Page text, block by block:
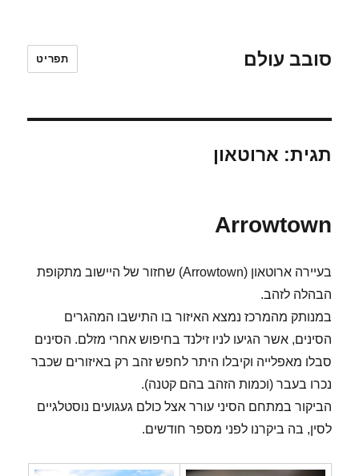
סובב עולם תפריט
תגית: ארוטאון
Arrowtown
בעיירה ארוטאון (Arrowtown) שחזור של היישוב מתקופת
הבהלה לזהב.
במנותק מהמרכז נמצא האיזור בו התישבו המהגרים
הסינים, אשר הגיעו לניו זילנד בחיפוש אחרי מזלם. הסינים
סבלו מאפלייה וקיבלו היתר לחפש זהב רק באיזורים שכבר
נכרו בעבר (וכמות הזהב בהם קטנה).
הביקור במתחם הסיני עורר אצל כולם געגועים נוסטלגיים
לסין, בה ביקרנו לפני מספר חודשים.